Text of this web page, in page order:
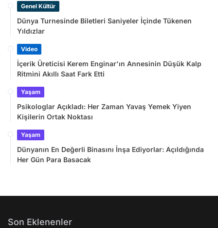
Genel Kültür
Dünya Turnesinde Biletleri Saniyeler İçinde Tükenen
Yıldızlar
Video
İçerik Üreticisi Kerem Enginar'ın Annesinin Düşük Kalp
Ritmini Akıllı Saat Fark Etti
Yaşam
Psikologlar Açıkladı: Her Zaman Yavaş Yemek Yiyen
Kişilerin Ortak Noktası
Yaşam
Dünyanın En Değerli Binasını İnşa Ediyorlar: Açıldığında
Her Gün Para Basacak
Son Eklenenler